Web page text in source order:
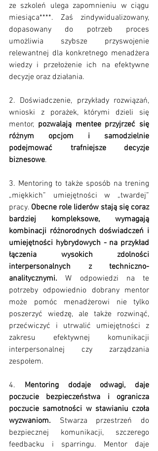
ze szkoleń ulega zapomnieniu w ciągu
miesiąca****. Zaś zindywidualizowany,
dopasowany do potrzeb proces
umożliwia szybsze przyswojenie
relewantnej dla konkretnego menadżera
wiedzy i przełożenie ich na efektywne
decyzje oraz działania.
2. Doświadczenie, przykłady rozwiązań,
wnioski z porażek, którymi dzieli się
mentor, pozwalają mentee przyjrzeć się
różnym opcjom i samodzielnie
podejmować trafniejsze decyzje
biznesowe.
3. Mentoring to także sposób na trening
„miękkich” umiejętności w „twardej”
pracy. Obecne role liderów stają się coraz
bardziej kompleksowe, wymagają
kombinacji różnorodnych doświadczeń i
umiejętności hybrydowych - na przykład
łączenia wysokich zdolności
interpersonalnych z techniczno-
analitycznymi. W odpowiedzi na te
potrzeby odpowiednio dobrany mentor
może pomóc menadżerowi nie tylko
poszerzyć wiedzę, ale także rozwinąć,
przećwiczyć i utrwalić umiejętności z
zakresu efektywnej komunikacji
interpersonalnej czy zarządzania
zespołem.
4. Mentoring dodaje odwagi, daje
poczucie bezpieczeństwa i ogranicza
poczucie samotności w stawianiu czoła
wyzwaniom. Stwarza przestrzeń do
bezpiecznej komunikacji, szczerego
feedbacku i sparringu. Mentor daje